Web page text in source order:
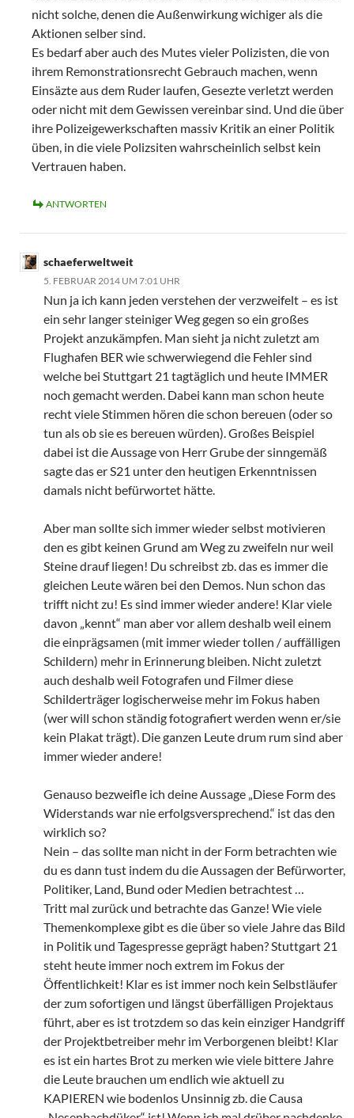
nicht solche, denen die Außenwirkung wichiger als die
Aktionen selber sind.
Es bedarf aber auch des Mutes vieler Polizisten, die von
ihrem Remonstrationsrecht Gebrauch machen, wenn
Einsäzte aus dem Ruder laufen, Gesezte verletzt werden
oder nicht mit dem Gewissen vereinbar sind. Und die über
ihre Polizeigewerkschaften massiv Kritik an einer Politik
üben, in die viele Polizsiten wahrscheinlich selbst kein
Vertrauen haben.
ANTWORTEN
schaeferweltweit
5. FEBRUAR 2014 UM 7:01 UHR
Nun ja ich kann jeden verstehen der verzweifelt – es ist
ein sehr langer steiniger Weg gegen so ein großes
Projekt anzukämpfen. Man sieht ja nicht zuletzt am
Flughafen BER wie schwerwiegend die Fehler sind
welche bei Stuttgart 21 tagtäglich und heute IMMER
noch gemacht werden. Dabei kann man schon heute
recht viele Stimmen hören die schon bereuen (oder so
tun als ob sie es bereuen würden). Großes Beispiel
dabei ist die Aussage von Herr Grube der sinngemäß
sagte das er S21 unter den heutigen Erkenntnissen
damals nicht befürwortet hätte.
Aber man sollte sich immer wieder selbst motivieren
den es gibt keinen Grund am Weg zu zweifeln nur weil
Steine drauf liegen! Du schreibst zb. das es immer die
gleichen Leute wären bei den Demos. Nun schon das
trifft nicht zu! Es sind immer wieder andere! Klar viele
davon „kennt“ man aber vor allem deshalb weil einem
die einprägsamen (mit immer wieder tollen / auffälligen
Schildern) mehr in Erinnerung bleiben. Nicht zuletzt
auch deshalb weil Fotografen und Filmer diese
Schilderträger logischerweise mehr im Fokus haben
(wer will schon ständig fotografiert werden wenn er/sie
kein Plakat trägt). Die ganzen Leute drum rum sind aber
immer wieder andere!
Genauso bezweifle ich deine Aussage „Diese Form des
Widerstands war nie erfolgsversprechend.“ ist das den
wirklich so?
Nein – das sollte man nicht in der Form betrachten wie
du es dann tust indem du die Aussagen der Befürworter,
Politiker, Land, Bund oder Medien betrachtest …
Tritt mal zurück und betrachte das Ganze! Wie viele
Themenkomplexe gibt es die über so viele Jahre das Bild
in Politik und Tagespresse geprägt haben? Stuttgart 21
steht heute immer noch extrem im Fokus der
Öffentlichkeit! Klar es ist immer noch kein Selbstläufer
der zum sofortigen und längst überfälligen Projektaus
führt, aber es ist trotzdem so das kein einziger Handgriff
der Projektbetreiber mehr im Verborgenen bleibt! Klar
es ist ein hartes Brot zu merken wie viele bittere Jahre
die Leute brauchen um endlich wie aktuell zu
KAPIEREN wie bodenlos Unsinnig zb. die Causa